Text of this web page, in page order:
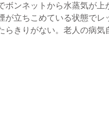
ボンネットから水蒸気が上
が立ちこめている状態で
らきりがない。老人の病